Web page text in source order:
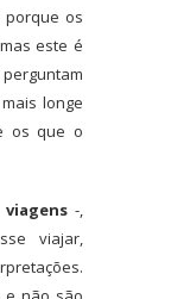
os
este é
longe
os que o
viagens -,
viajar,